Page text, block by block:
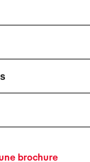
brochure